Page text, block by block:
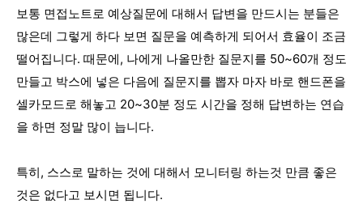
보통 면접노트로 예상질문에 대해서 답변을 만드시는 분들은
많은데 그렇게 하다 보면 질문을 예측하게 되어서 효율이 조금
떨어집니다. 때문에, 나에게 나올만한 질문지를 50~60개 정도
만들고 박스에 넣은 다음에 질문지를 뽑자 마자 바로 핸드폰을
셀카모드로 해놓고 20~30분 정도 시간을 정해 답변하는 연습
을 하면 정말 많이 늡니다.
특히, 스스로 말하는 것에 대해서 모니터링 하는것 만큼 좋은
것은 없다고 보시면 됩니다.